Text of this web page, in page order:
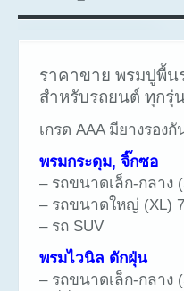
ราคาขาย พรมปูพื้น
สำหรับรถยนต์ ทุกรุ่
เกรด AAA มียางรอ
พรมกระดุม, จิ๊กซอ
– รถขนาดเล็ก-กลาง
– รถขนาดใหญ่
– รถ
พรมไวนิล ดักฝุ่น
– รถขนาดเล็ก-กล